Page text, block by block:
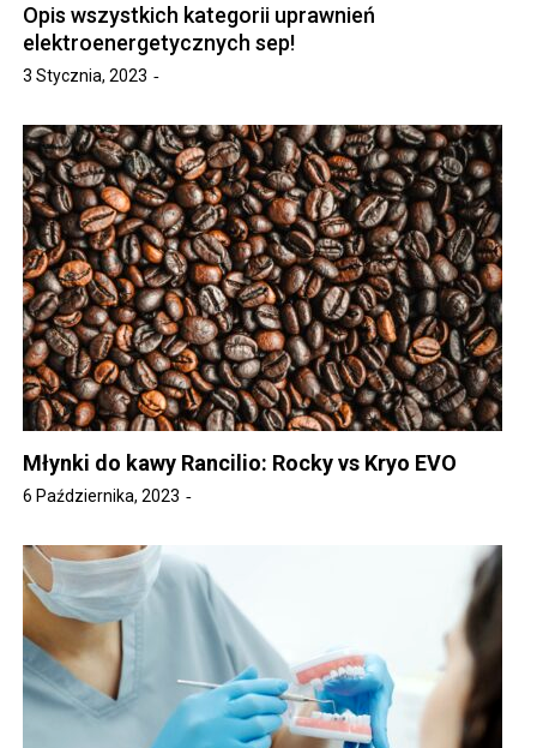
Opis wszystkich kategorii uprawnień
elektroenergetycznych sep!
3 Stycznia, 2023
Młynki do kawy Rancilio: Rocky vs Kryo EVO
6 Października, 2023